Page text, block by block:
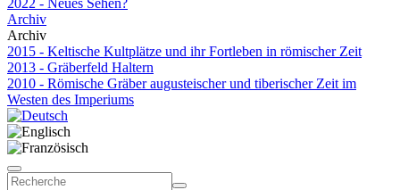
2022 - Neues Sehen?
Archiv
Archiv
2015 - Keltische Kultplätze und ihr Fortleben in römischer Zeit
2013 - Gräberfeld Haltern
2010 - Römische Gräber augusteischer und tiberischer Zeit im
Westen des Imperiums